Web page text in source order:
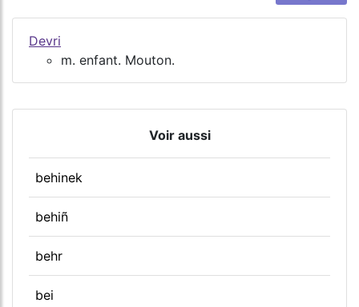
Devri
m. enfant. Mouton.
Voir aussi
behinek
behiñ
behr
bei